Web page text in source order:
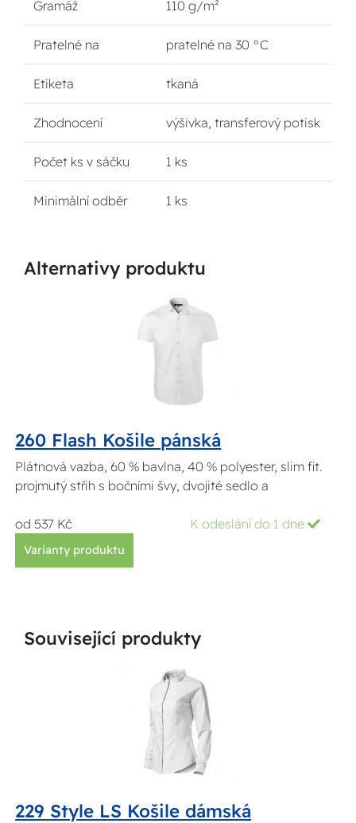
Gramáž 110 g/m²
Pratelné na pratelné na 30 °C
Etiketa tkaná
Zhodnocení výšivka, transferový potisk
Počet ks v sáčku 1 ks
Minimální odběr 1 ks
Alternativy produktu
260 Flash Košile pánská
Plátnová vazba, 60 % bavlna, 40 % polyester, slim fit.
projmutý střih s bočními švy, dvojité sedlo a
od 537 Kč K odeslání do 1 dne
Varianty produktu
Související produkty
229 Style LS Košile dámská